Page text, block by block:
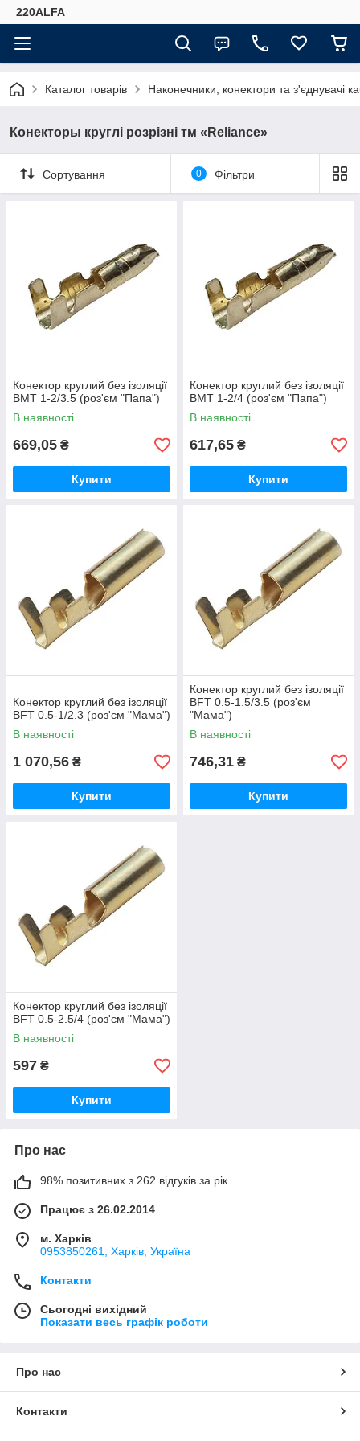
220ALFA
Каталог товарів Наконечники, конектори та з'єднувачі
Конекторы круглі розрізні тм «Reliance»
Сортування 0 Фільтри
Конектор круглий без ізоляції
BMT 1-2/3.5 (роз'єм "Папа")
В наявності
669,05 ₴
Купити
Конектор круглий без ізоляції
BMT 1-2/4 (роз'єм "Папа")
В наявності
617,65 ₴
Купити
Конектор круглий без ізоляції
BFT 0.5-1/2.3 (роз'єм "Мама")
В наявності
1 070,56 ₴
Купити
Конектор круглий без ізоляції
BFT 0.5-1.5/3.5 (роз'єм
"Мама")
В наявності
746,31 ₴
Купити
Конектор круглий без ізоляції
BFT 0.5-2.5/4 (роз'єм "Мама")
В наявності
597 ₴
Купити
Про нас
98% позитивних з 262 відгуків за рік
Працює з 26.02.2014
м. Харків
0953850261, Харків, Україна
Контакти
Сьогодні вихідний
Показати весь графік роботи
Про нас
Контакти